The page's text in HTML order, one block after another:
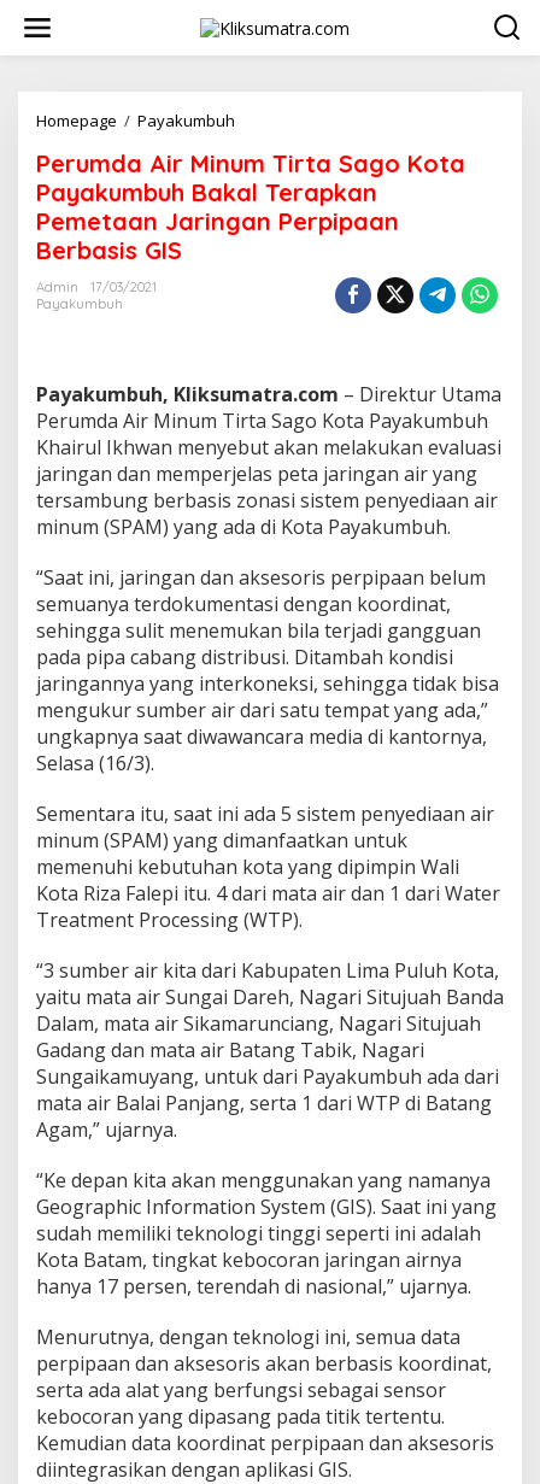
w
Homepage / Payakumbuh
r
u
m
d
u
m
T
i
t
a
a
g
K
o
t
a
P
a
k
u
m
b
u
h
a
k
a
l
T
e
r
a
a
n
P
m
e
a
a
J
a
r
i
Perumda Air Minum Tirta Sago Kota
Payakumbuh Bakal Terapkan
Pemetaan Jaringan Perpipaan
Berbasis GIS
Admin
17/03/2021
Payakumbuh
Payakumbuh, Kliksumatra.com – Direktur Utama
Perumda Air Minum Tirta Sago Kota Payakumbuh
Khairul Ikhwan menyebut akan melakukan evaluasi
jaringan dan memperjelas peta jaringan air yang
tersambung berbasis zonasi sistem penyediaan air
minum (SPAM) yang ada di Kota Payakumbuh.
“Saat ini, jaringan dan aksesoris perpipaan belum
semuanya terdokumentasi dengan koordinat,
sehingga sulit menemukan bila terjadi gangguan
pada pipa cabang distribusi. Ditambah kondisi
jaringannya yang interkoneksi, sehingga tidak bisa
mengukur sumber air dari satu tempat yang ada,”
ungkapnya saat diwawancara media di kantornya,
Selasa (16/3).
Sementara itu, saat ini ada 5 sistem penyediaan air
minum (SPAM) yang dimanfaatkan untuk
memenuhi kebutuhan kota yang dipimpin Wali
Kota Riza Falepi itu. 4 dari mata air dan 1 dari Water
Treatment Processing (WTP).
“3 sumber air kita dari Kabupaten Lima Puluh Kota,
yaitu mata air Sungai Dareh, Nagari Situjuah Banda
Dalam, mata air Sikamarunciang, Nagari Situjuah
Gadang dan mata air Batang Tabik, Nagari
Sungaikamuyang, untuk dari Payakumbuh ada dari
mata air Balai Panjang, serta 1 dari WTP di Batang
Agam,” ujarnya.
“Ke depan kita akan menggunakan yang namanya
Geographic Information System (GIS). Saat ini yang
sudah memiliki teknologi tinggi seperti ini adalah
Kota Batam, tingkat kebocoran jaringan airnya
hanya 17 persen, terendah di nasional,” ujarnya.
Menurutnya, dengan teknologi ini, semua data
perpipaan dan aksesoris akan berbasis koordinat,
serta ada alat yang berfungsi sebagai sensor
kebocoran yang dipasang pada titik tertentu.
Kemudian data koordinat perpipaan dan aksesoris
diintegrasikan dengan aplikasi GIS.